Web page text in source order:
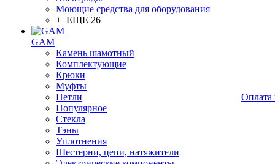
Моющие средства для оборудования
+ ЕЩЕ 26
GAM
Камень шамотный
Комплектующие
Крюки
Муфты
Петли
Популярное
Стекла
Тэны
Уплотнения
Шестерни, цепи, натяжители
Оплата